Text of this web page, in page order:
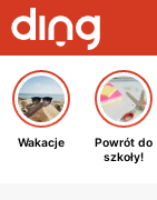
Wakacje
Powrót do
szkoły!